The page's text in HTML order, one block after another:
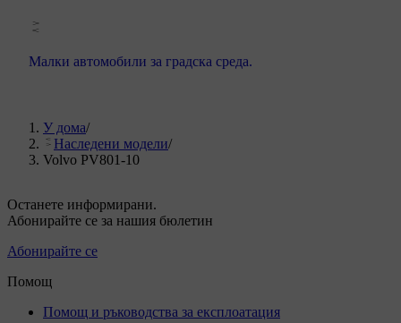
Малки автомобили за градска среда.
У дома/
Наследени модели/
Volvo PV801-10